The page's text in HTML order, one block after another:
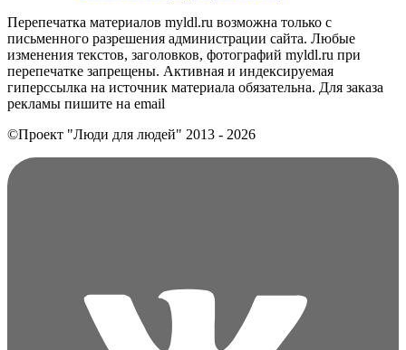
Перепечатка материалов myldl.ru возможна только с
письменного разрешения администрации сайта. Любые
изменения текстов, заголовков, фотографий myldl.ru при
перепечатке запрещены. Активная и индексируемая
гиперссылка на источник материала обязательна. Для заказа
рекламы пишите на еmail
©Проект "Люди для людей" 2013 - 2026